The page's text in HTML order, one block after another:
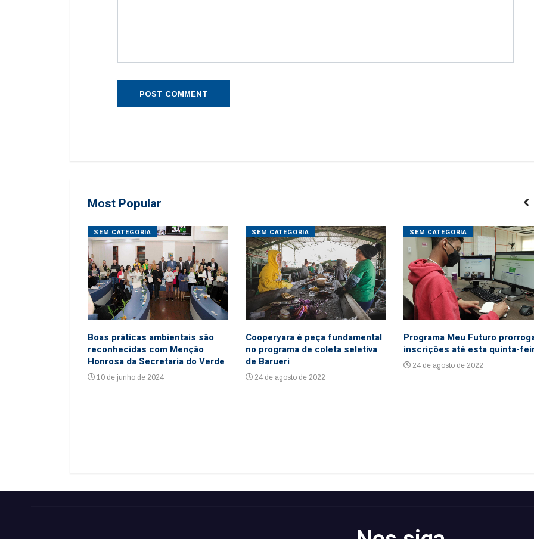
Most Popular
SEM CATEGORIA
Boas práticas ambientais são
reconhecidas com Menção
Honrosa da Secretaria do Verde
10 de junho de 2024
SEM CATEGORIA
Cooperyara é peça fundamental
no programa de coleta seletiva
de Barueri
24 de agosto de 2022
SEM CATEGORIA
Programa Meu Futuro
inscrições até esta quinta-
24 de agosto de 2022